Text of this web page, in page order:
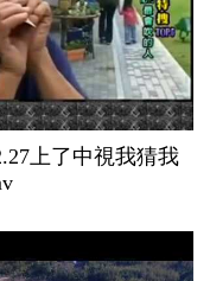
上了中視我猜我